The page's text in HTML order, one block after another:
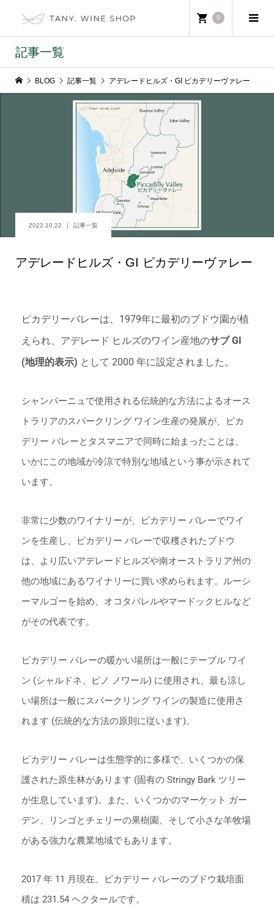
0
記事一覧
BLOG 記事一覧 アデレードヒルズ・GI ピカデリーヴァレー
2022.10.22 記事一覧
アデレードヒルズ・GI ピカデリーヴァレー
ピカデリーバレーは、1979年に最初のブドウ園が植
えられ、アデレード ヒルズのワイン産地のサブ GI
(地理的表示) として 2000 年に設定されました。
シャンパーニュで使用される伝統的な方法によるオース
トラリアのスパークリング ワイン生産の発展が、ピカ
デリー バレーとタスマニアで同時に始まったことは、
いかにこの地域が冷涼で特別な地域という事が示されて
います。
非常に少数のワイナリーが、ピカデリー バレーでワイ
ンを生産し、ピカデリー バレーで収穫されたブドウ
は、より広いアデレードヒルズや南オーストラリア州の
他の地域にあるワイナリーに買い求められます。ルーシ
ーマルゴーを始め、オコタバレルやマードックヒルなど
がその代表です。
ピカデリー バレーの暖かい場所は一般にテーブル ワイ
ン (シャルドネ、ピノ ノワール) に使用され、最も涼し
い場所は一般にスパークリング ワインの製造に使用さ
れます (伝統的な方法の原則に従います)。
ピカデリー バレーは生態学的に多様で、いくつかの保
護された原生林があります (固有の Stringy Bark ツリー
が生息しています)。また、いくつかのマーケット ガー
デン、リンゴとチェリーの果樹園、そして小さな羊牧場
がある強力な農業地域でもあります。
2017 年 11 月現在、ピカデリー バレーのブドウ栽培面
積は 231.54 ヘクタールです。